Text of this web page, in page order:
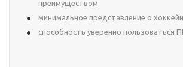
преимуществом
минимальное представление о
способность уверенно пользоваться